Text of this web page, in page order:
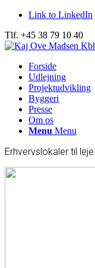
Link to LinkedIn
Tlf. +45 38 79 10 40
Forside
Udlejning
Projektudvikling
Byggeri
Presse
Om os
Menu Menu
Erhvervslokaler til leje